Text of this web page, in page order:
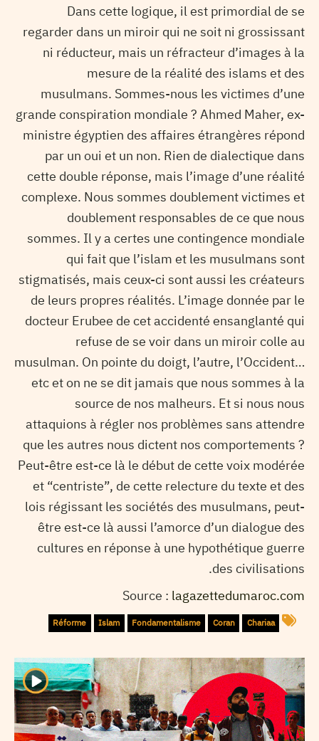
Dans cette logique, il est primordial de se
regarder dans un miroir qui ne soit ni grossissant
ni réducteur, mais un réfracteur d’images à la
mesure de la réalité des islams et des
musulmans. Sommes-nous les victimes d’une
grande conspiration mondiale ? Ahmed Maher, ex-
ministre égyptien des affaires étrangères répond
par un oui et un non. Rien de dialectique dans
cette double réponse, mais l’image d’une réalité
complexe. Nous sommes doublement victimes et
doublement responsables de ce que nous
sommes. Il y a certes une contingence mondiale
qui fait que l’islam et les musulmans sont
stigmatisés, mais ceux-ci sont aussi les créateurs
de leurs propres réalités. L’image donnée par le
docteur Erubee de cet accidenté ensanglanté qui
refuse de se voir dans un miroir colle au
musulman. On pointe du doigt, l’autre, l’Occident…
etc et on ne se dit jamais que nous sommes à la
source de nos malheurs. Et si nous nous
attaquions à régler nos problèmes sans attendre
que les autres nous dictent nos comportements ?
Peut-être est-ce là le début de cette voix modérée
et “centriste”, de cette relecture du texte et des
lois régissant les sociétés des musulmans, peut-
être est-ce là aussi l’amorce d’un dialogue des
cultures en réponse à une hypothétique guerre
des civilisations.
Source : lagazettedumaroc.com
Chariaa
Coran
Fondamentalisme
Islam
Réforme